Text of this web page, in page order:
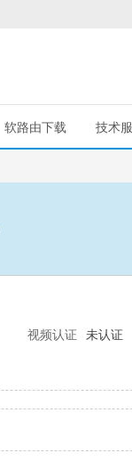
软路由下载 技术
视频认证 未认证